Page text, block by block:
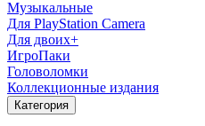
Музыкальные
Для PlayStation Camera
Для двоих+
ИгроПаки
Головоломки
Коллекционные издания
Категория